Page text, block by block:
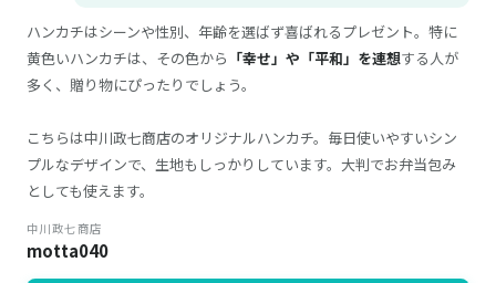
ハンカチはシーンや性別、年齢を選ばず喜ばれるプレゼント。特に
黄色いハンカチは、その色から 「幸せ」や「平和」を連想する人が
多く、贈り物にぴったりでしょう。
こちらは中川政七商店のオリジナルハンカチ。毎日使いやすいシン
プルなデザインで、生地もしっかりしています。大判でお弁当包み
としても使えます。
中川政七商店
motta040